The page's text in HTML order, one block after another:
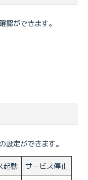
認ができます。
設定ができます。
起動
サービス停止